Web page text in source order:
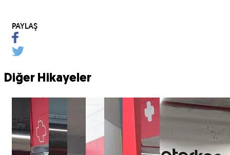
PAYLAŞ
Diğer Hikayeler